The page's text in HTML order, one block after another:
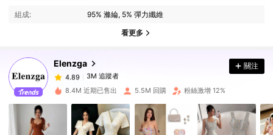
組成: 95% 滌綸, 5% 彈力纖維
看更多
Elenzga
4.89
3M 追蹤者
已支付 1 天前的l***6
4.89 3M 追蹤者
關注
8.4M 近期已售出 5.5M 回購 粉絲激增 12%